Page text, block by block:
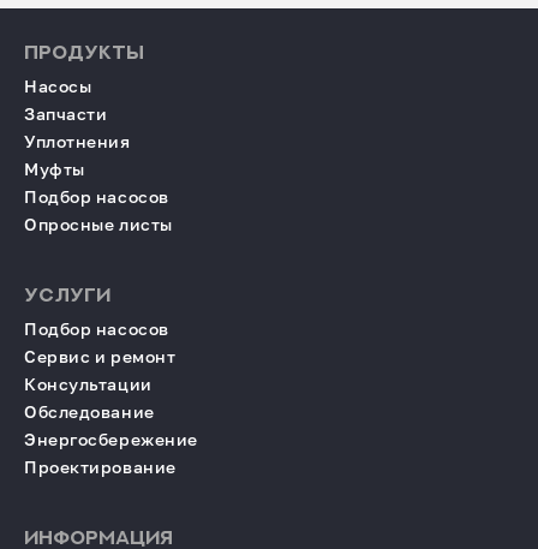
ПРОДУКТЫ
Насосы
Запчасти
Уплотнения
Муфты
Подбор насосов
Опросные листы
УСЛУГИ
Подбор насосов
Сервис и ремонт
Консультации
Обследование
Энергосбережение
Проектирование
ИНФОРМАЦИЯ